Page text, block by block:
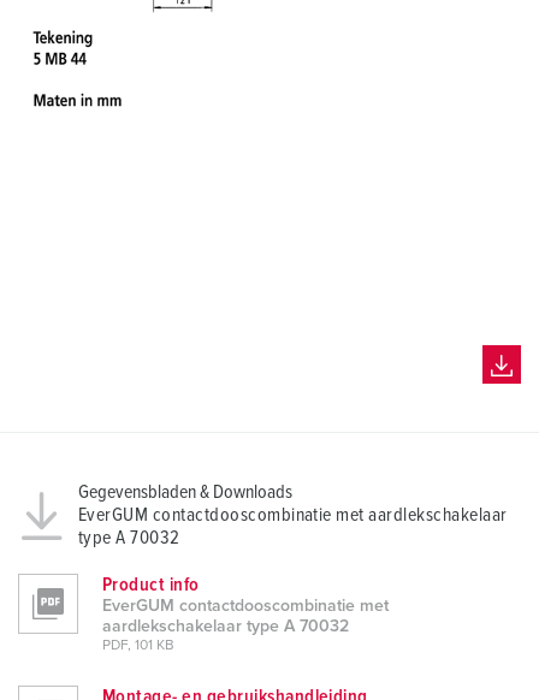
Gegevensbladen & Downloads
EverGUM contactdooscombinatie met aardlekschakelaar
type A 70032
Product info
EverGUM contactdooscombinatie met
aardlekschakelaar type A 70032
PDF, 101 KB